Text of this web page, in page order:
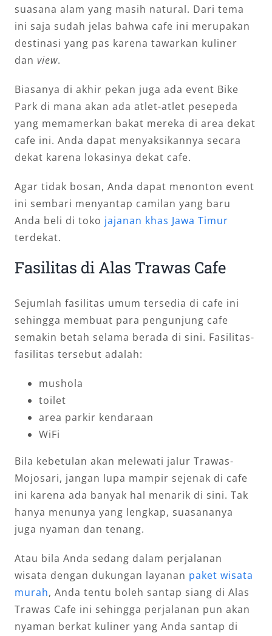
suasana alam yang masih natural. Dari tema
ini saja sudah jelas bahwa cafe ini merupakan
destinasi yang pas karena tawarkan kuliner
dan view.
Biasanya di akhir pekan juga ada event Bike
Park di mana akan ada atlet-atlet pesepeda
yang memamerkan bakat mereka di area dekat
cafe ini. Anda dapat menyaksikannya secara
dekat karena lokasinya dekat cafe.
Agar tidak bosan, Anda dapat menonton event
ini sembari menyantap camilan yang baru
Anda beli di toko jajanan khas Jawa Timur
terdekat.
Fasilitas di Alas Trawas Cafe
Sejumlah fasilitas umum tersedia di cafe ini
sehingga membuat para pengunjung cafe
semakin betah selama berada di sini. Fasilitas-
fasilitas tersebut adalah:
mushola
toilet
area parkir kendaraan
WiFi
Bila kebetulan akan melewati jalur Trawas-
Mojosari, jangan lupa mampir sejenak di cafe
ini karena ada banyak hal menarik di sini. Tak
hanya menunya yang lengkap, suasananya
juga nyaman dan tenang.
Atau bila Anda sedang dalam perjalanan
wisata dengan dukungan layanan paket wisata
murah, Anda tentu boleh santap siang di Alas
Trawas Cafe ini sehingga perjalanan pun akan
nyaman berkat kuliner yang Anda santap di